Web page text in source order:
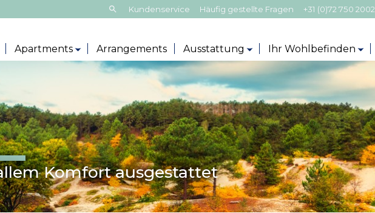
Frontend
search:
Kundenservice Häufig gestellte Fragen +31 (0)72 750 2002
Apartments Arrangements Ausstattung Ihr Wohlbefinden
Komfort ausgestattet